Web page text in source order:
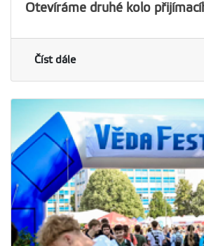
Otevíráme druhé kolo
Číst dále